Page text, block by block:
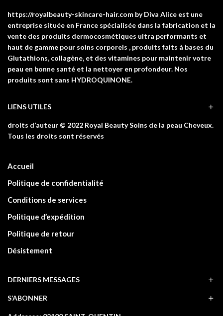
https://royalbeauty-skincare-hair.com by Diva Alice est une
entreprise située en France spécialisée dans la fabrication et la
vente des produits dermocosmétiques ultra performants et
haut de gamme pour soins corporels , produits faits à bases du
Glutathions, collagène, et des vitamines pour maintenir votre
peau en bonne santé et la nettoyer en profondeur. Nos
produits sont sans HYDROQUINONE.
LIENS UTILES
droits d’auteur © 2022 Royal Beauty Soins de la peau Cheveux.
Tous les droits sont réservés
Accueil
Politique de confidentialité
Conditions de services
Politique d’expédition
Politique de retour
Désistement
DERNIERS MESSAGES
S’ABONNER